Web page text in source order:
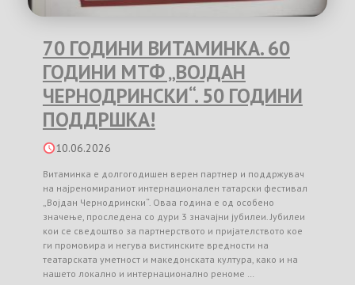
70 ГОДИНИ ВИТАМИНКА. 60
ГОДИНИ МТФ „ВОЈДАН
ЧЕРНОДРИНСКИ“. 50 ГОДИНИ
ПОДДРШКА!
10.06.2026
Витаминка е долгогодишен верен партнер и поддржувач
на најреномираниот интернационален татарски фестивал
„Војдан Чернодрински“. Оваа година е од особено
значење, проследена со дури 3 значајни јубилеи. Јубилеи
кои се сведоштво за партнерството и пријателството кое
ги промовира и негува вистинските вредности на
театарската уметност и македонската култура, како и на
нашето локално и интернационално реноме …